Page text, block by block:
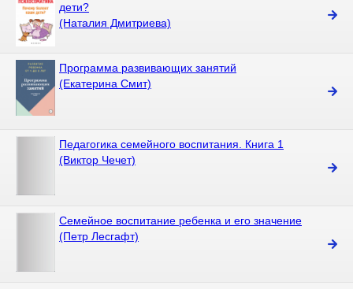
дети?
(Наталия Дмитриева)
Программа развивающих занятий
(Екатерина Смит)
Педагогика семейного воспитания. Книга 1
(Виктор Чечет)
Семейное воспитание ребенка и его значение
(Петр Лесгафт)